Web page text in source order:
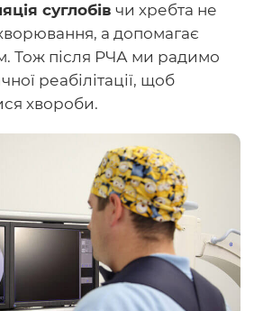
суглобів чи хребта не
а допомагає
Тож після РЧА ми радимо
реабілітації, щоб
хвороби.